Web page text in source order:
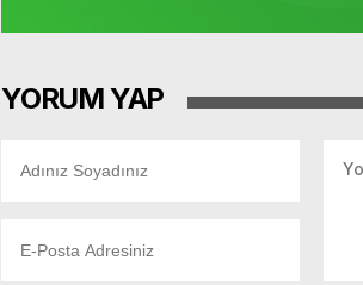
YORUM YAP